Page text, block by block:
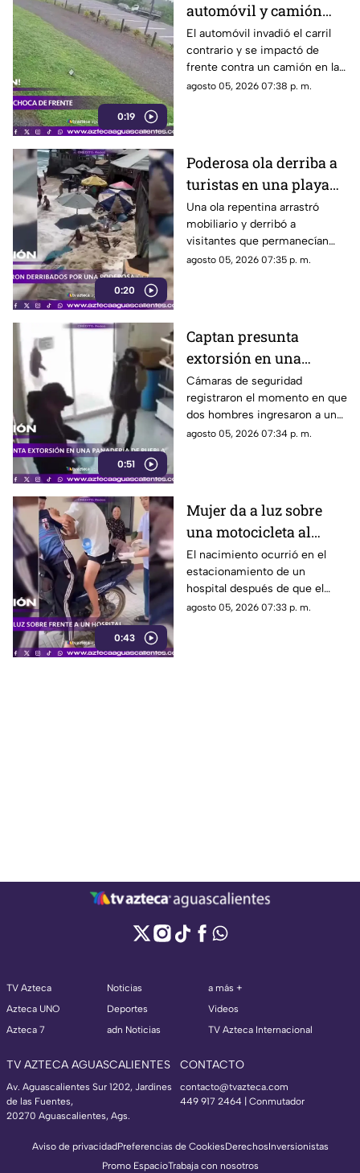
0:19
automóvil y camión
con ganado deja cuatro
muertos en Ecuador
El automóvil invadió el carril
contrario y se impactó de
frente contra un camión en la
provincia de Santo Domingo
agosto 05, 2026 07:38 p. m.
0:20
Poderosa ola derriba a
turistas en una playa
de Bali
Una ola repentina arrastró
mobiliario y derribó a
visitantes que permanecían
cerca de la orilla en una playa
agosto 05, 2026 07:35 p. m.
0:51
Captan presunta
extorsión en una
panadería de Puebla
Cámaras de seguridad
registraron el momento en que
dos hombres ingresaron a un
negocio de la colonia Bosques
agosto 05, 2026 07:34 p. m.
0:43
Mujer da a luz sobre
una motocicleta al
llegar a un hospital
El nacimiento ocurrió en el
estacionamiento de un
hospital después de que el
trabajo de parto avanzó
agosto 05, 2026 07:33 p. m.
TV Azteca
Azteca UNO
Azteca 7
Noticias
Deportes
adn Noticias
a más +
Videos
TV Azteca Internacional
TV AZTECA AGUASCALIENTES
Av. Aguascalientes Sur 1202, Jardines
de las Fuentes,
20270 Aguascalientes, Ags.
CONTACTO
contacto@tvazteca.com
449 917 2464 | Conmutador
Aviso de privacidadPreferencias de CookiesDerechosInversionistas
Promo EspacioTrabaja con nosotros